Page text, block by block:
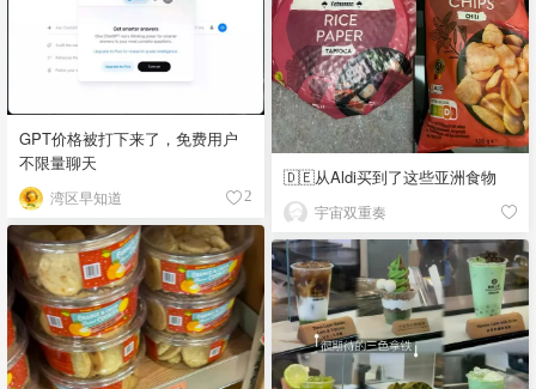
🇩🇪从Aldi买到了这些亚洲食物
宇宙双重奏
GPT价格被打下来了，免费用户
不限量聊天
湾区早知道 2